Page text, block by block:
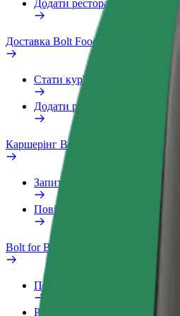
Додати ресторан чи крамницю
Доставка Bolt Food
Стати кур'єром
Додати ресторан чи крамницю
Каршерінг Bolt Drive
Запитання та відповіді
Повідомити про проблему з ТЗ
Bolt for Business
Переваги
Робочий обліковий запис